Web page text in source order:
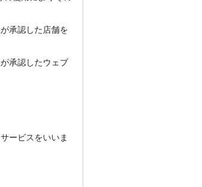
承認した店舗を
承認したウェブ
ービスをいいま